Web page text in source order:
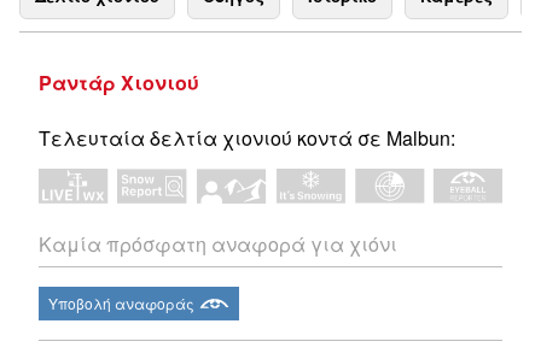
Ραντάρ Χιονιού
Τελευταία δελτία χιονιού κοντά σε Malbun:
Καμία πρόσφατη αναφορά για χιόνι
Υποβολή αναφοράς